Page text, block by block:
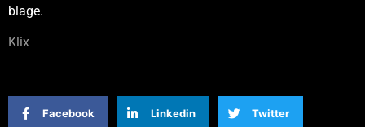
blage.
Klix
Facebook Linkedin Twitter